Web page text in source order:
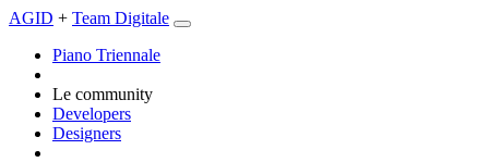
AGID + Team Digitale
Piano Triennale
Le community
Developers
Designers